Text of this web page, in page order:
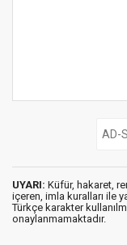
UYARI: Küfür, hakaret,
içeren, imla kuralları ile
Türkçe karakter
onaylanmamaktadır.